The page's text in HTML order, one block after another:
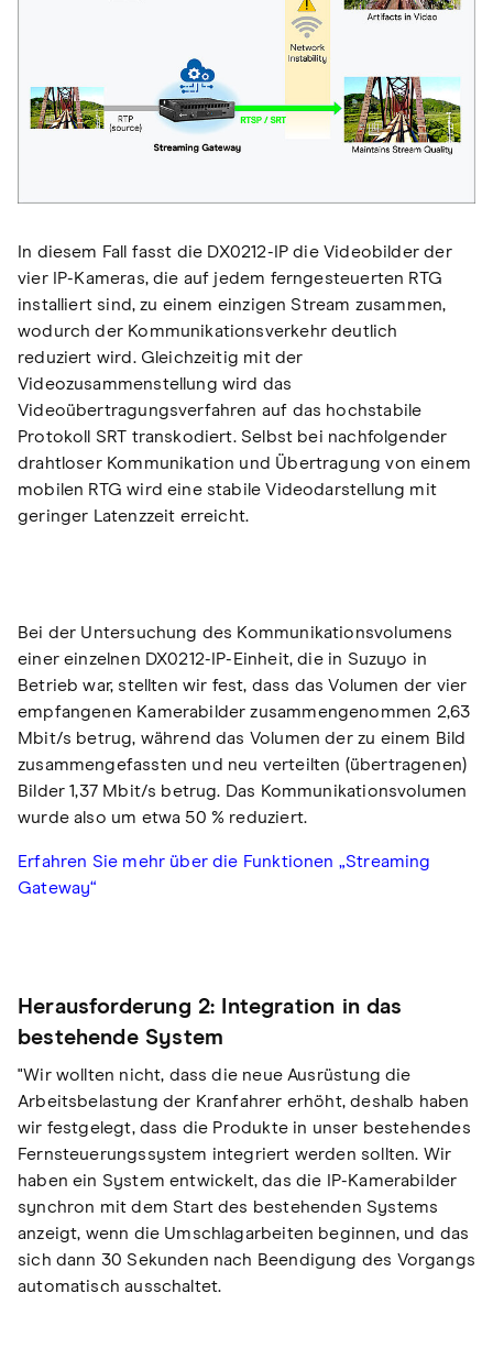
In diesem Fall fasst die DX0212-IP die Videobilder der
vier IP-Kameras, die auf jedem ferngesteuerten RTG
installiert sind, zu einem einzigen Stream zusammen,
wodurch der Kommunikationsverkehr deutlich
reduziert wird. Gleichzeitig mit der
Videozusammenstellung wird das
Videoübertragungsverfahren auf das hochstabile
Protokoll SRT transkodiert. Selbst bei nachfolgender
drahtloser Kommunikation und Übertragung von einem
mobilen RTG wird eine stabile Videodarstellung mit
geringer Latenzzeit erreicht.
Bei der Untersuchung des Kommunikationsvolumens
einer einzelnen DX0212-IP-Einheit, die in Suzuyo in
Betrieb war, stellten wir fest, dass das Volumen der vier
empfangenen Kamerabilder zusammengenommen 2,63
Mbit/s betrug, während das Volumen der zu einem Bild
zusammengefassten und neu verteilten (übertragenen)
Bilder 1,37 Mbit/s betrug. Das Kommunikationsvolumen
wurde also um etwa 50 % reduziert.
Erfahren Sie mehr über die Funktionen „Streaming
Gateway“
Herausforderung 2: Integration in das
bestehende System
"Wir wollten nicht, dass die neue Ausrüstung die
Arbeitsbelastung der Kranfahrer erhöht, deshalb haben
wir festgelegt, dass die Produkte in unser bestehendes
Fernsteuerungssystem integriert werden sollten. Wir
haben ein System entwickelt, das die IP-Kamerabilder
synchron mit dem Start des bestehenden Systems
anzeigt, wenn die Umschlagarbeiten beginnen, und das
sich dann 30 Sekunden nach Beendigung des Vorgangs
automatisch ausschaltet.